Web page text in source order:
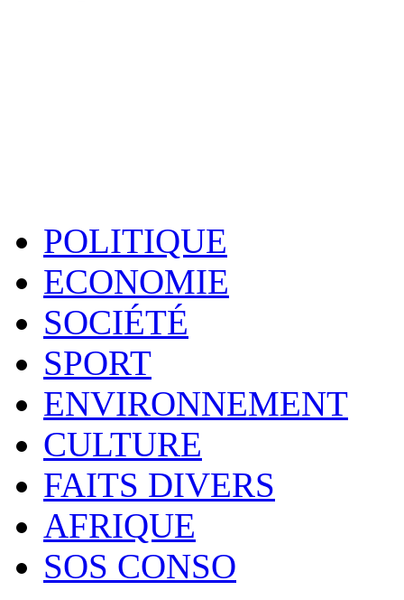
POLITIQUE
ECONOMIE
SOCIÉTÉ
SPORT
ENVIRONNEMENT
CULTURE
FAITS DIVERS
AFRIQUE
SOS CONSO